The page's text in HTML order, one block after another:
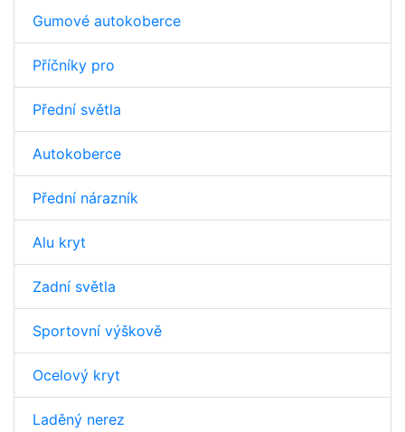
Gumové autokoberce
Příčníky pro
Přední světla
Autokoberce
Přední nárazník
Alu kryt
Zadní světla
Sportovní výškově
Ocelový kryt
Laděný nerez